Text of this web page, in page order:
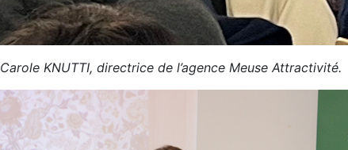
Carole KNUTTI, directrice de l’agence Meuse Attractivité.